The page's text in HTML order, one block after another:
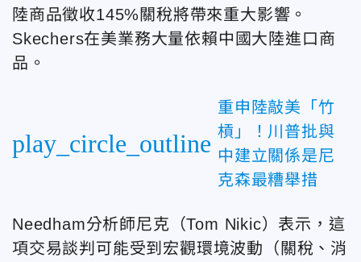
陸商品徵收145%關稅將帶來重大影響。
Skechers在美業務大量依賴中國大陸進口商
品。
play_circle_outline
重申陸敲美「竹
槓」！川普批與
中建立關係是尼
克森最糟舉措
Needham分析師尼克（Tom Nikic）表示， 這
項交易談判可能受到宏觀環境波動（關稅、消